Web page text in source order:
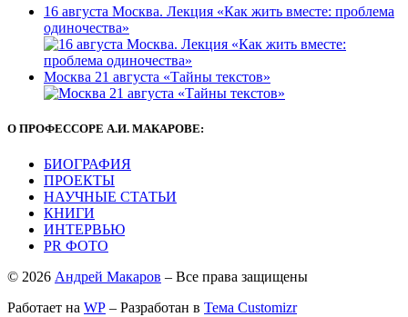
16 августа Москва. Лекция «Как жить вместе: проблема
одиночества»
Москва 21 августа «Тайны текстов»
О ПРОФЕССОРЕ А.И. МАКАРОВЕ:
БИОГРАФИЯ
ПРОЕКТЫ
НАУЧНЫЕ СТАТЬИ
КНИГИ
ИНТЕРВЬЮ
PR ФОТО
© 2026 Андрей Макаров – Все права защищены
Работает на WP – Разработан в Тема Customizr